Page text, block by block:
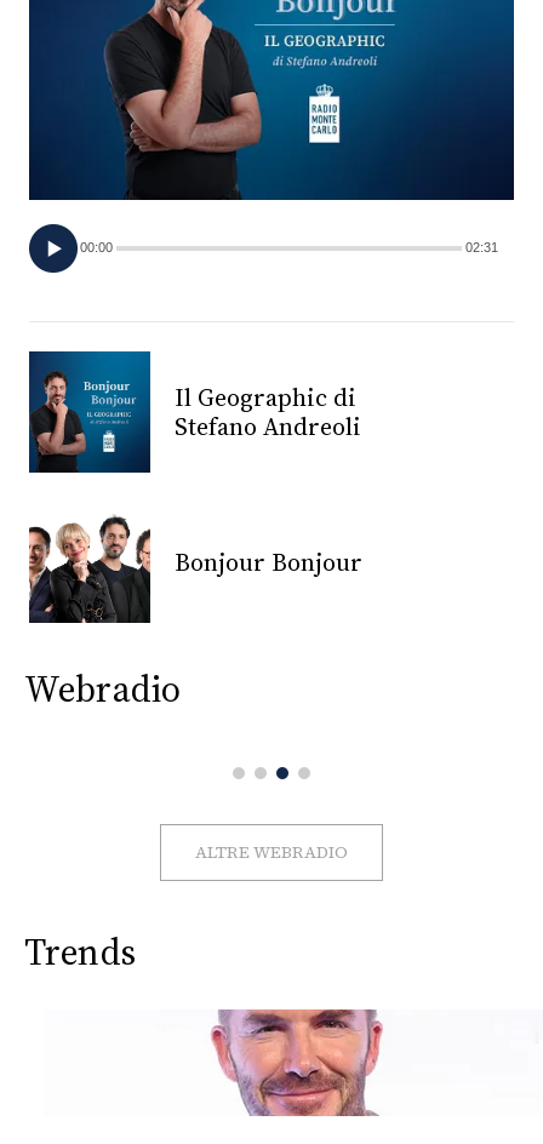
EVENTI
TV
PRINCIPATO
MONACO
RMC
CONSIGLIA
00:00 02:31
Il Geographic di
Stefano Andreoli
Bonjour Bonjour
Webradio
ALTRE WEBRADIO
Trends